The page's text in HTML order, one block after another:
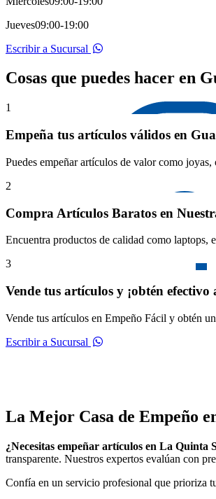
Jueves09:00-19:00
Escribir a Sucursal
Cosas que puedes hacer en
1
Empeña tus artículos válidos en
Puedes empeñar artículos de valor como
2
Compra Artículos Baratos en
Encuentra productos de calidad como laptops,
3
Vende tus artículos y ¡obtén efectivo
Vende tus artículos en Empeño Fácil y obtén
Escribir a Sucursal
La Mejor Casa de Empeño
¿Necesitas empeñar artículos en La Quinta
transparente. Nuestros expertos evalúan con
Confía en un servicio profesional que prioriza